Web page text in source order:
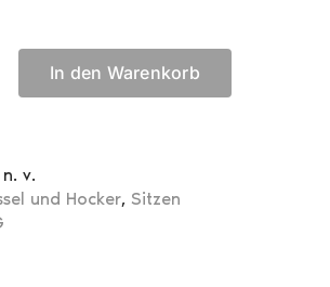
In den Warenkorb
n. v.
und Hocker, Sitzen